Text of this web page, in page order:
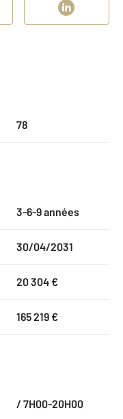
78
3-6-9 années
30/04/2031
20 304 €
165 219 €
/ 7H00-20H00